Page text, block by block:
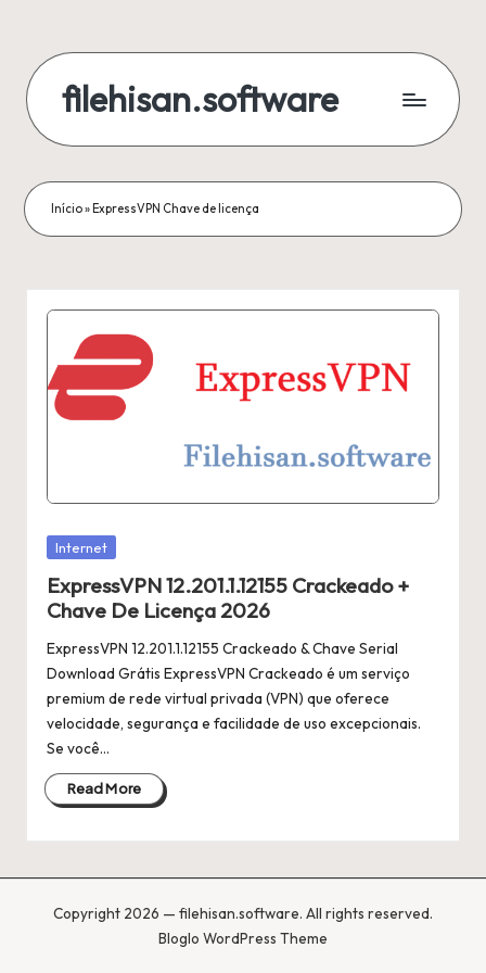
content
filehisan.software
Início» ExpressVPN Chave de licença
Posted
Internet
ExpressVPN 12.201.1.12155 Crackeado +
Chave De Licença 2026
ExpressVPN 12.201.1.12155 Crackeado & Chave Serial
Download Grátis ExpressVPN Crackeado é um serviço
premium de rede virtual privada (VPN) que oferece
velocidade, segurança e facilidade de uso excepcionais.
Se você…
Read More
Copyright 2026 — filehisan.software. All rights reserved.
Bloglo WordPress Theme